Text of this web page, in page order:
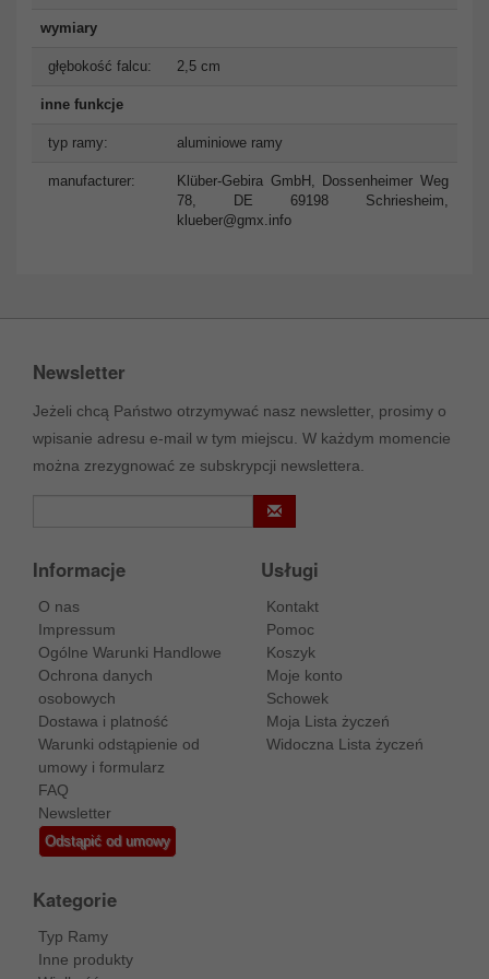
wymiary
głębokość falcu: 2,5 cm
inne funkcje
typ ramy: aluminiowe ramy
manufacturer:
Klüber-Gebira GmbH, Dossenheimer Weg
78, DE 69198 Schriesheim,
klueber@gmx.info
Newsletter
Jeżeli chcą Państwo otrzymywać nasz newsletter, prosimy o
wpisanie adresu e-mail w tym miejscu. W każdym momencie
można zrezygnować ze subskrypcji newslettera.
Informacje
O nas
Impressum
Ogólne Warunki Handlowe
Ochrona danych
osobowych
Dostawa i platność
Warunki odstąpienie od
umowy i formularz
FAQ
Newsletter
Odstąpić od umowy
Usługi
Kontakt
Pomoc
Koszyk
Moje konto
Schowek
Moja Lista życzeń
Widoczna Lista życzeń
Kategorie
Typ Ramy
Inne produkty